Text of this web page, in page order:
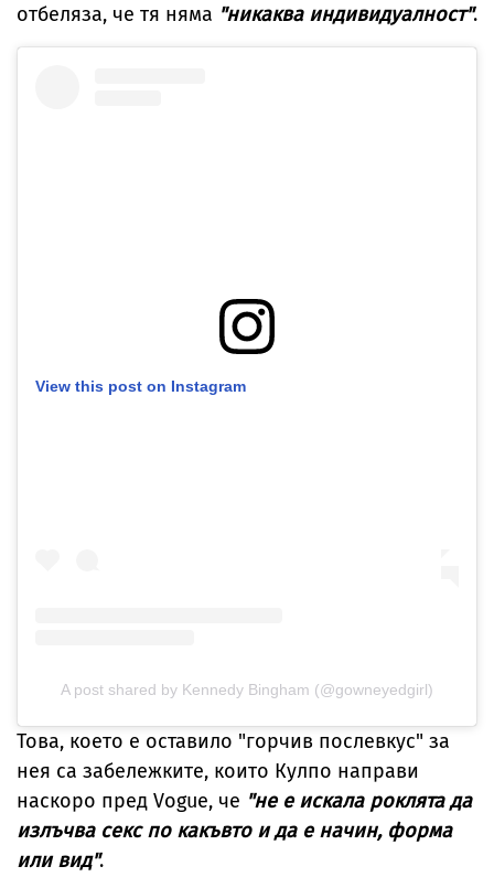
отбеляза, че тя няма "никаква индивидуалност".
View this post on Instagram
A post shared by Kennedy Bingham (@gowneyedgirl)
Това, което е оставило "горчив послевкус" за
нея са забележките, които Кулпо направи
наскоро пред Vogue, че "не е искала роклята да
излъчва секс по какъвто и да е начин, форма
или вид".